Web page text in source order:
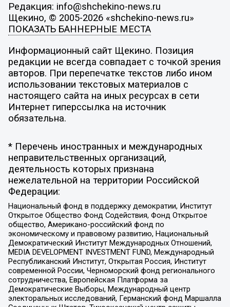
Редакция: info@shchekino-news.ru
Щекино, © 2005-2026 «shchekino-news.ru»
ПОКАЗАТЬ БАННЕРНЫЕ МЕСТА
Информационный сайт Щекино. Позиция
редакции не всегда совпадает с точкой зрения
авторов. При перепечатке текстов либо ином
использовании текстовых материалов с
настоящего сайта на иных ресурсах в сети
Интернет гиперссылка на источник
обязательна.
* Перечень иностранных и международных
неправительственных организаций,
деятельность которых признана
нежелательной на территории Российской
Федерации:
Национальный фонд в поддержку демократии, Институт
Открытое Общество Фонд Содействия, Фонд Открытое
общество, Американо-российский фонд по
экономическому и правовому развитию, Национальный
Демократический Институт Международных Отношений,
MEDIA DEVELOPMENT INVESTMENT FUND, Международный
Республиканский Институт, Открытая Россия, Институт
современной России, Черноморский фонд регионального
сотрудничества, Европейская Платформа за
Демократические Выборы, Международный центр
электоральных исследований, Германский фонд Маршалла